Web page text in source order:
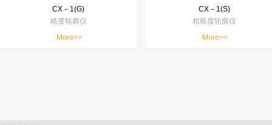
CX－1(G)
糙度轮廓仪
More>>
CX－1(S)
粗糙度轮廓仪
More>>